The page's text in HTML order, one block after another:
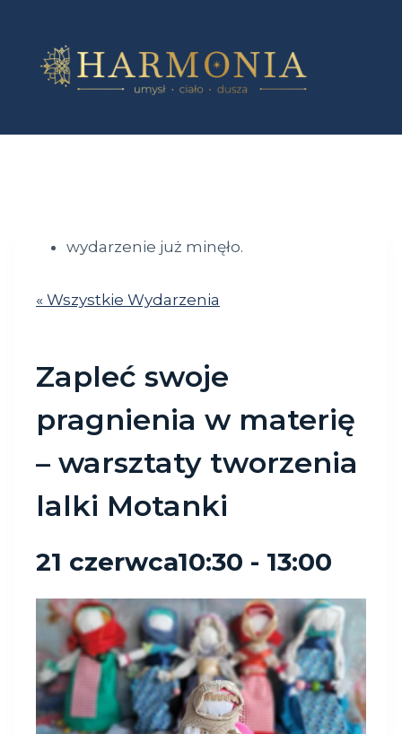
wydarzenie już minęło.
« Wszystkie Wydarzenia
Zapleć swoje
pragnienia w materię
– warsztaty tworzenia
lalki Motanki
21 czerwca10:30 - 13:00